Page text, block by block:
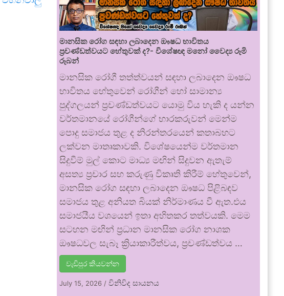
මානසික රෝග සඳහා ලබාදෙන ඖෂධ භාවිතය
ප්‍රචණ්ඩත්වයට හේතුවක් ද?- විශේෂඥ මනෝ වෛද්‍ය රූමි
රූබන්
මානසික රෝගී තත්ත්වයන් සඳහා ලබාදෙන ඖෂධ
භාවිතය හේතුවෙන් රෝගීන් හෝ සාමාන්‍ය
පුද්ගලයන් ප්‍රචණ්ඩත්වයට යොමු විය හැකි ද යන්න
වර්තමානයේ රෝගීන්ගේ භාරකරුවන් මෙන්ම
පොදු සමාජය තුළ ද නිරන්තරයෙන් කතාබහට
ලක්වන මාතෘකාවකි. විශේෂයෙන්ම වර්තමාන
සිදුවීම් මුල් කොට මාධ්‍ය මඟින් සිදුවන ඇතැම්
අසත්‍ය ප්‍රචාර සහ කරුණු විකෘති කිරීම් හේතුවෙන්,
මානසික රෝග සඳහා ලබාදෙන ඖෂධ පිළිබඳව
සමාජය තුළ අනියත බියක් නිර්මාණය වී ඇත.එය
සමාජයීය වශයෙන් ඉතා අහිතකර තත්වයකි. මෙම
සටහන මඟින් ප්‍රධාන මානසික රෝග නාශක
ඖෂධවල සැබෑ ක්‍රියාකාරීත්වය, ප්‍රචණ්ඩත්වය …
වැඩිපුර කියවන්න
July 15, 2026 /විනිවිද සායනය